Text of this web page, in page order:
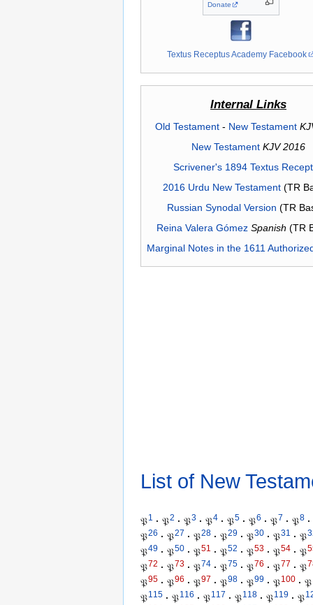
Donate
Textus Receptus Academy Facebook
Internal Links
Old Testament- New Testament
New Testament KJV 2016
Scrivener's 1894 Textus
2016 Urdu New Testament(TR
Russian Synodal Version (TR
Reina Valera Gómez Spanish (TR
Marginal Notes in the 1611
List of New
𝔓1 · 𝔓2 · 𝔓3 · 𝔓4 · 𝔓5 · 𝔓6 · 𝔓7 · 𝔓8 ·
𝔓26 · 𝔓27 · 𝔓28 · 𝔓29 · 𝔓30 · 𝔓31 · 𝔓
𝔓49 · 𝔓50 · 𝔓51 · 𝔓52 · 𝔓53 · 𝔓54 · 𝔓
𝔓72 · 𝔓73 · 𝔓74 · 𝔓75 · 𝔓76 · 𝔓77 · 𝔓
𝔓95 · 𝔓96 · 𝔓97 · 𝔓98 · 𝔓99 · 𝔓100 · 𝔓
𝔓115 · 𝔓116 · 𝔓117 · 𝔓118 · 𝔓119 · 𝔓